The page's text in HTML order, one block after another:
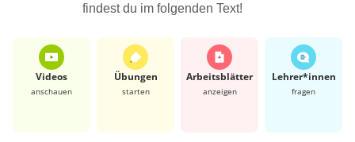
findest du im folgenden Text!
Videos
anschauen
Übungen
starten
Arbeits­blätter
anzeigen
Lehrer*​innen
fragen